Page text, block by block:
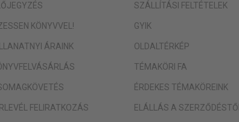
KÖNYVVEL!
ÁRAINK
FELIRATKOZÁS
SZÁLLÍTÁSI FELTÉTELEK
GYIK
OLDALTÉRKÉP
TÉMAKÖRI FA
ÉRDEKES TÉMAKÖREINK
ELÁLLÁS A SZERZŐDÉSTŐL